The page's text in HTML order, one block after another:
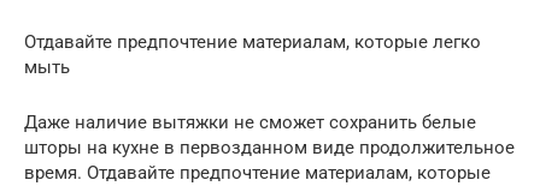
Отдавайте предпочтение материалам, которые легко
мыть
Даже наличие вытяжки не сможет сохранить белые
шторы на кухне в первозданном виде продолжительное
время. Отдавайте предпочтение материалам, которые